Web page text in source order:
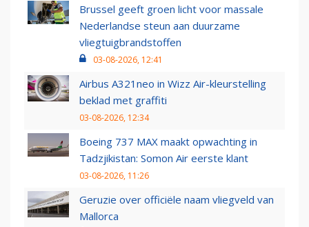
Brussel geeft groen licht voor massale
Nederlandse steun aan duurzame
vliegtuigbrandstoffen
03-08-2026, 12:41
Airbus A321neo in Wizz Air-kleurstelling
beklad met graffiti
03-08-2026, 12:34
Boeing 737 MAX maakt opwachting in
Tadzjikistan: Somon Air eerste klant
03-08-2026, 11:26
Geruzie over officiële naam vliegveld van
Mallorca